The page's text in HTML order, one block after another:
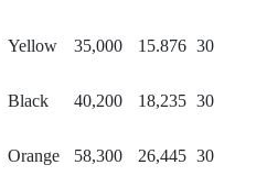
Yellow 35,000 15.876 30
Black 40,200 18,235 30
Orange 58,300 26,445 30